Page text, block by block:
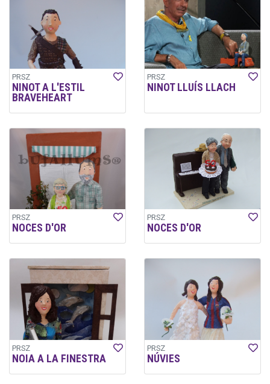
PRSZ
NINOT A L'ESTIL
BRAVEHEART
PRSZ
NINOT LLUÍS LLACH
PRSZ
NOCES D'OR
PRSZ
NOCES D'OR
PRSZ
NOIA A LA FINESTRA
PRSZ
NÚVIES